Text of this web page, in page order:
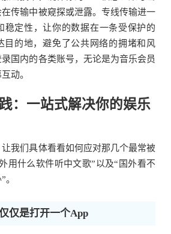
传输中被窥探或泄露。专线传输进一
稳定性，让你的数据在一条受保护的
目的地，避免了公共网络的拥堵和风
国内的各类账号，无论是为音乐会员
动。
：一站式解决你的娱乐
我们具体看看如何应对那几个最常被
用什么软件听中文歌”以及“国外看不
。
仅是打开一个App